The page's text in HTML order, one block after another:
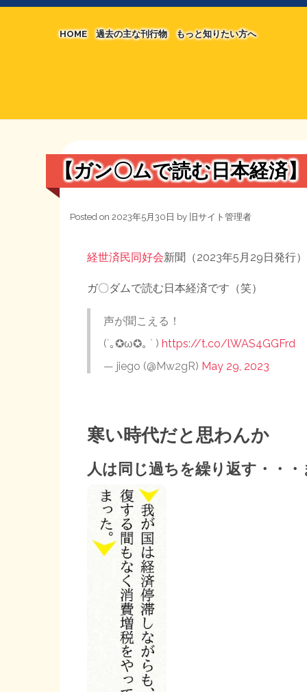
HOME 過去の主な刊行物 もっと知りたい方へ
たかの経世済民イラスト集
【ガン〇ムで読む日本経済
Posted on 2023年5月30日 by 旧サイト管理者
経世済民同好会新聞（2023年5月29日発行
ガ〇ダムで読む日本経済です（笑）
声が聞こえる！
(´｡✪ω✪｡ ` )https://t.co/lWAS4GGFrd
— jiego (@Mw2gR) May 29, 2023
寒い時代だと思わんか
人は同じ過ちを繰り返す・・